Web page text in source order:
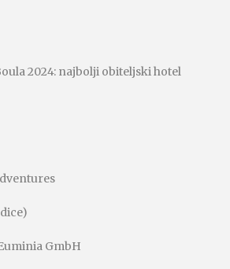
2024: najbolji obiteljski hotel
GmbH